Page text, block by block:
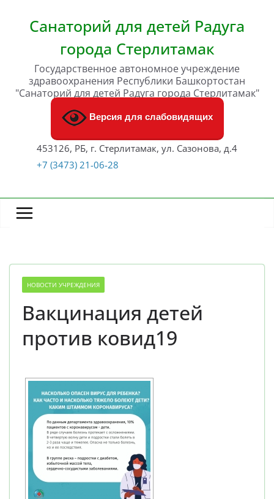
содержимомуСанаторий для детей Радуга
города Стерлитамак
Государственное автономное учреждение
здравоохранения Республики Башкортостан
"Санаторий для детей Радуга города Стерлитамак"
Версия для слабовидящих
453126, РБ, г. Стерлитамак, ул. Сазонова, д.4
+7 (3473) 21-06-28
НОВОСТИ УЧРЕЖДЕНИЯ
Вакцинация детей
против ковид19